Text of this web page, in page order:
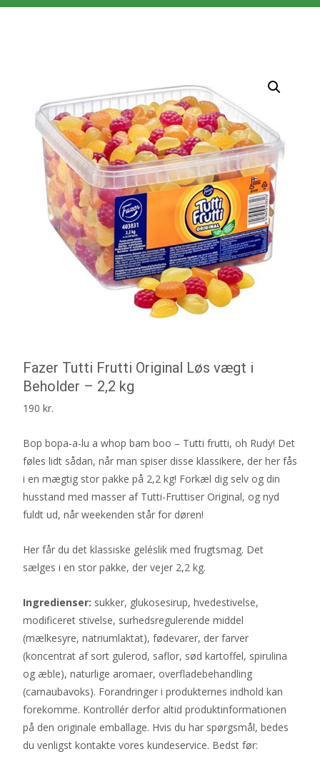
Fazer Tutti Frutti Original Løs vægt i
Beholder – 2,2 kg
190 kr.
Bop bopa-a-lu a whop bam boo – Tutti frutti, oh Rudy! Det
føles lidt sådan, når man spiser disse klassikere, der her fås
i en mægtig stor pakke på 2,2 kg! Forkæl dig selv og din
husstand med masser af Tutti-Fruttiser Original, og nyd
fuldt ud, når weekenden står for døren!
Her får du det klassiske geléslik med frugtsmag. Det
sælges i en stor pakke, der vejer 2,2 kg.
Ingredienser: sukker, glukosesirup, hvedestivelse,
modificeret stivelse, surhedsregulerende middel
(mælkesyre, natriumlaktat), fødevarer, der farver
(koncentrat af sort gulerod, saflor, sød kartoffel, spirulina
og æble), naturlige aromaer, overfladebehandling
(carnaubavoks). Forandringer i produkternes indhold kan
forekomme. Kontrollér derfor altid produktinformationen
på den originale emballage. Hvis du har spørgsmål, bedes
du venligst kontakte vores kundeservice. Bedst før: